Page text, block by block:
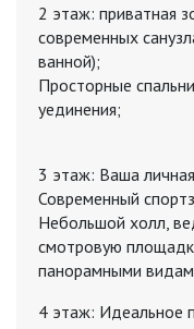
2 этаж: приватная
современных
ванной);
Просторные
уединения;
3 этаж: Ваша
Современный
Небольшой холл,
смотровую
панорамными
4 этаж: Идеальное